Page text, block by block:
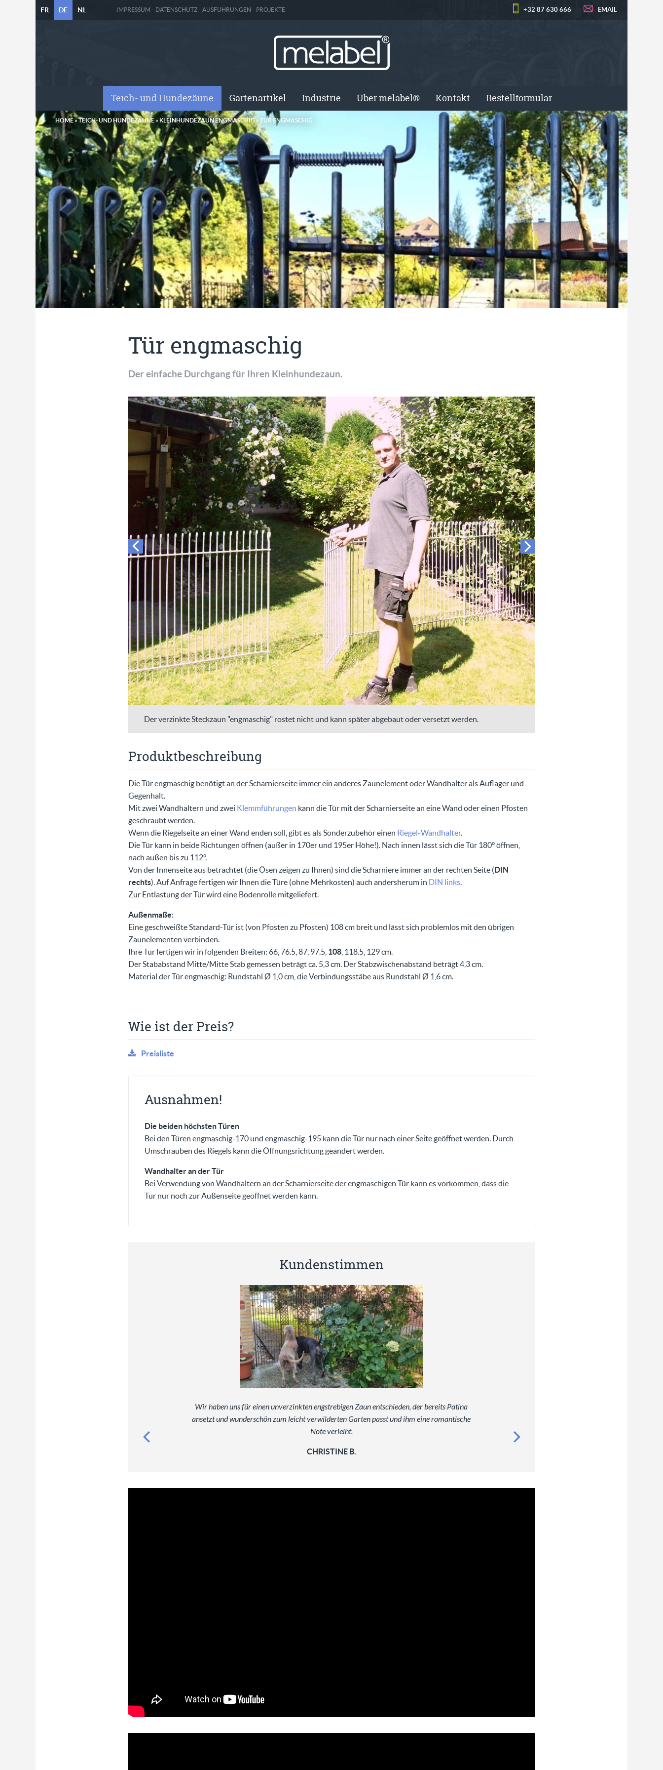
FR DE NL IMPRESSUM DATENSCHUTZ AUSFÜHRUNGEN PROJEKTE +32 87 630 666 EMAIL
Teich- und Hundezäune Gartenartikel Industrie Über melabel® Kontakt Bestellformular
HOME»TEICH- UND HUNDEZÄUNE » KLEINHUNDEZAUN ENGMASCHIG»TÜR ENGMASCHIG
Tür engmaschig
Der einfache Durchgang für Ihren Kleinhundezaun.
Der verzinkte Steckzaun "engmaschig" rostet nicht und kann später abgebaut oder versetzt werden.
Produktbeschreibung
Die Tür engmaschig benötigt an der Scharnierseite immer ein anderes Zaunelement oder Wandhalter als Auflager und
Gegenhalt.
Mit zwei Wandhaltern und zwei Klemmführungen kann die Tür mit der Scharnierseite an eine Wand oder einen Pfosten
geschraubt werden.
Wenn die Riegelseite an einer Wand enden soll, gibt es als Sonderzubehör einen Riegel-Wandhalter.
Die Tür kann in beide Richtungen öffnen (außer in 170er und 195er Höhe!). Nach innen lässt sich die Tür 180° öffnen,
nach außen bis zu 112°.
Von der Innenseite aus betrachtet (die Ösen zeigen zu Ihnen) sind die Scharniere immer an der rechten Seite (DIN
rechts). Auf Anfrage fertigen wir Ihnen die Türe (ohne Mehrkosten) auch andersherum in DIN links.
Zur Entlastung der Tür wird eine Bodenrolle mitgeliefert.
Außenmaße:
Eine geschweißte Standard-Tür ist (von Pfosten zu Pfosten) 108 cm breit und lässt sich problemlos mit den übrigen
Zaunelementen verbinden.
Ihre Tür fertigen wir in folgenden Breiten: 66, 76.5, 87, 97.5, 108, 118.5, 129 cm.
Der Stababstand Mitte/Mitte Stab gemessen beträgt ca. 5,3 cm. Der Stabzwischenabstand beträgt 4,3 cm.
Material der Tür engmaschig: Rundstahl Ø 1,0 cm, die Verbindungsstäbe aus Rundstahl Ø 1,6 cm.
Wie ist der Preis?
Preisliste
Ausnahmen!
Die beiden höchsten Türen
Bei den Türen engmaschig-170 und engmaschig-195 kann die Tür nur nach einer Seite geöffnet werden. Durch
Umschrauben des Riegels kann die Öffnungsrichtung geändert werden.
Wandhalter an der Tür
Bei Verwendung von Wandhaltern an der Scharnierseite der engmaschigen Tür kann es vorkommen, dass die
Tür nur noch zur Außenseite geöffnet werden kann.
Kundenstimmen
Wir haben uns für einen unverzinkten engstrebigen Zaun entschieden, der bereits Patina
ansetzt und wunderschön zum leicht verwilderten Garten passt und ihm eine romantische
Note verleiht.
CHRISTINE B.